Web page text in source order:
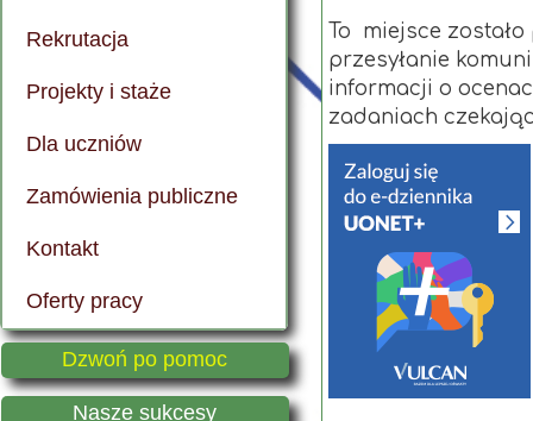
To miejsce
przesyłanie
informacji o
zadaniach
Dzwoń po pomoc
O szkole
Nasza kadra
Dokumenty szkoły
Nasze władze
Archiwalne wydarzenia
Memoriał Wojciecha Kabzy
Kontakt
Rekrutacja
Zasady naboru
Technikum Weterynaryjne
Technikum Rolnicze
Technikum Żywienia
Technikum Architektury Krajobrazu
Szkoła Branżowa I Stopnia
Kursy kwalifikacyjne
Projekty i staże
FERS
ERASMUS + 2024/2025
ERASMUS + 2025/2026
ERASMUS + "Folklor bez granic"
"ZSCKR w Sędziejowicach wspiera uczniów"
"Podniesienie potencjału szkoły w Sędziejowicach."
"Wsparcie rozwoju kształcenia zawodowego w Sędziejowicach."
Dla uczniów
Plan lekcji
Biblioteka szkolna
Wykaz podręczników
Samorząd szkolny
Regulamin dowozu uczniów
Matury i egzaminy zawodowe
Zamówienia publiczne
Kontakt
Oferty pracy
Nasze sukcesy